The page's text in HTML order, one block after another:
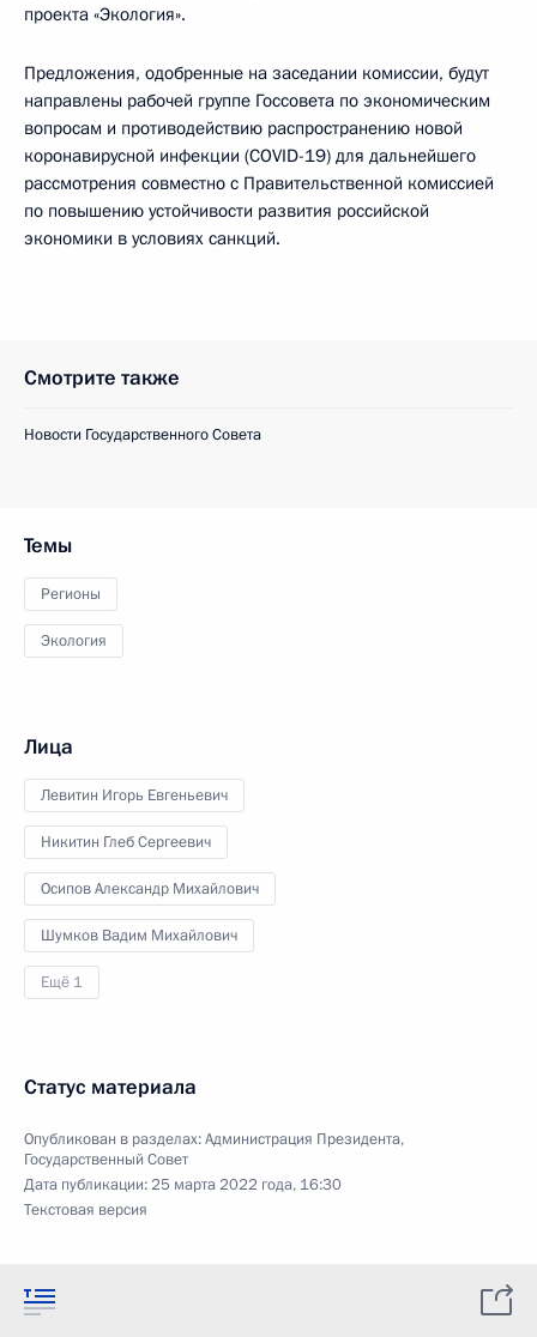
проекта «Экология».
Предложения, одобренные на заседании комиссии, будут
направлены рабочей группе Госсовета по экономическим
вопросам и противодействию распространению новой
коронавирусной инфекции (COVID-19) для дальнейшего
рассмотрения совместно с Правительственной комиссией
по повышению устойчивости развития российской
экономики в условиях санкций.
Смотрите также
Новости Государственного Совета
Темы
Регионы
Экология
Лица
Левитин Игорь Евгеньевич
Никитин Глеб Сергеевич
Осипов Александр Михайлович
Шумков Вадим Михайлович
Ещё 1
Статус материала
Опубликован в разделах:Администрация Президента,
Государственный Совет
Дата публикации:25 марта 2022 года, 16:30
Текстовая версия